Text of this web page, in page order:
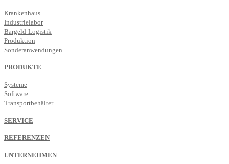
Krankenhaus
Industrielabor
Bargeld-Logistik
Produktion
Sonderanwendungen
PRODUKTE
Systeme
Software
Transportbehälter
SERVICE
REFERENZEN
UNTERNEHMEN